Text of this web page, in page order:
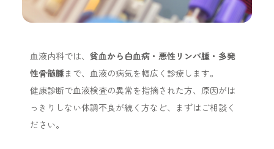
血液内科では、貧血から白血病・悪性リンパ腫・多発
性骨髄腫まで、血液の病気を幅広く診療します。
健康診断で血液検査の異常を指摘された方、原因がは
っきりしない体調不良が続く方など、まずはご相談く
ださい。